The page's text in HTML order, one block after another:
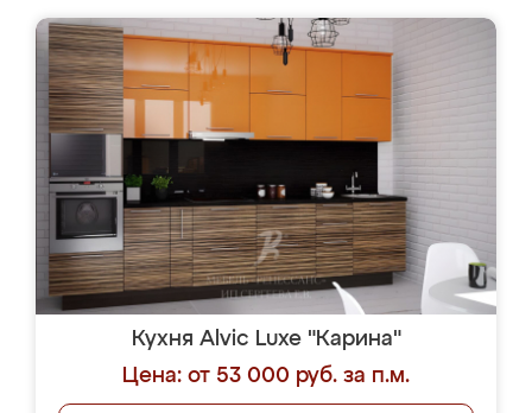
Кухня Alvic Luxe "Карина"
Цена: от 53 000 руб. за п.м.